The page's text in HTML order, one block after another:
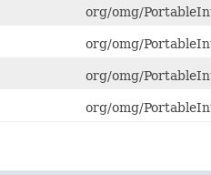
org/omg/
org/omg/
org/omg/
org/omg/